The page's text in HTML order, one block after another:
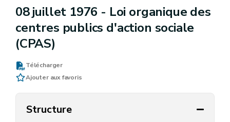
08 juillet 1976 - Loi organique des
centres publics d'action sociale
(CPAS)
Télécharger
Ajouter aux favoris
Structure